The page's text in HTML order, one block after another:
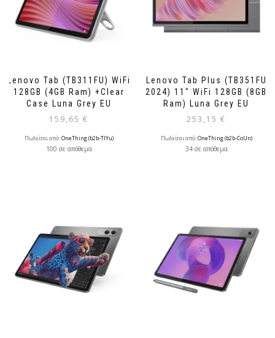
Lenovo Tab (TB311FU) WiFi
128GB (4GB Ram) +Clear
Case Luna Grey EU
159,65 €
Πωλείται από:OneThing (b2b-TlYu)
100 σε απόθεμα
Lenovo Tab Plus (TB351FU
2024) 11″ WiFi 128GB (8GB
Ram) Luna Grey EU
253,15 €
Πωλείται από:OneThing (b2b-CoUn)
34 σε απόθεμα